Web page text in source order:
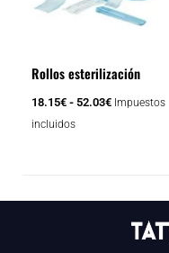
Rollos esterilización
18.15€ - 52.03€ Impuestos
incluidos
Las
pueden
elegir
producto